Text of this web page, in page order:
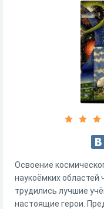
Освоение
наукоёмких областей
трудились лучшие
настоящие герои.